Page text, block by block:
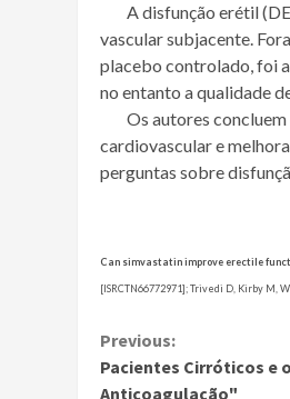
A disfunção erétil
vascular subjacente.
placebo controlado, foi
no entanto a qualidade
Os autores
cardiovascular e
perguntas sobre
Can simvastatin improve erectile
[ISRCTN66772971]; Trivedi D, Kirby M,
Continue
Reading
Previous:
Pacientes Cirróticos e
Anticoagulação"